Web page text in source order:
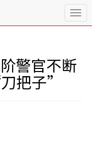
T
o
e
警官不断
把子”